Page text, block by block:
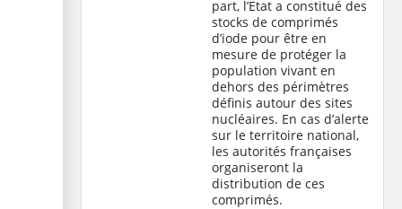
part, l’Etat a constitué des
stocks de comprimés
d’iode pour être en
mesure de protéger la
population vivant en
dehors des périmètres
définis autour des sites
nucléaires. En cas d’alerte
sur le territoire national,
les autorités françaises
organiseront la
distribution de ces
comprimés.